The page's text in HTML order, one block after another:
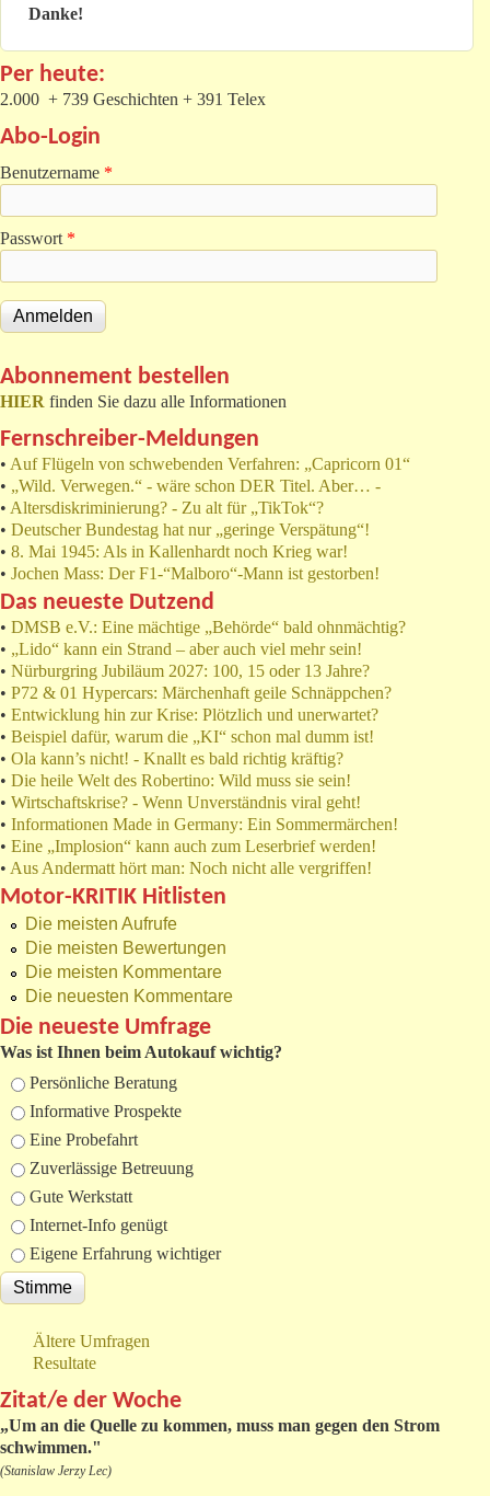
Danke!
Per heute:
2.000 + 739 Geschichten + 391 Telex
Abo-Login
Benutzername *
Passwort *
Abonnement bestellen
HIER finden Sie dazu alle Informationen
Fernschreiber-Meldungen
• Auf Flügeln von schwebenden Verfahren: „Capricorn 01“
• „Wild. Verwegen.“ - wäre schon DER Titel. Aber… -
• Altersdiskriminierung? - Zu alt für „TikTok“?
• Deutscher Bundestag hat nur „geringe Verspätung“!
• 8. Mai 1945: Als in Kallenhardt noch Krieg war!
• Jochen Mass: Der F1-“Malboro“-Mann ist gestorben!
Das neueste Dutzend
• DMSB e.V.: Eine mächtige „Behörde“ bald ohnmächtig?
• „Lido“ kann ein Strand – aber auch viel mehr sein!
• Nürburgring Jubiläum 2027: 100, 15 oder 13 Jahre?
• P72 & 01 Hypercars: Märchenhaft geile Schnäppchen?
• Entwicklung hin zur Krise: Plötzlich und unerwartet?
• Beispiel dafür, warum die „KI“ schon mal dumm ist!
• Ola kann’s nicht! - Knallt es bald richtig kräftig?
• Die heile Welt des Robertino: Wild muss sie sein!
• Wirtschaftskrise? - Wenn Unverständnis viral geht!
• Informationen Made in Germany: Ein Sommermärchen!
• Eine „Implosion“ kann auch zum Leserbrief werden!
• Aus Andermatt hört man: Noch nicht alle vergriffen!
Motor-KRITIK Hitlisten
Die meisten Aufrufe
Die meisten Bewertungen
Die meisten Kommentare
Die neuesten Kommentare
Die neueste Umfrage
Was ist Ihnen beim Autokauf wichtig?
Auswahlmöglichkeiten
Persönliche Beratung
Informative Prospekte
Eine Probefahrt
Zuverlässige Betreuung
Gute Werkstatt
Internet-Info genügt
Eigene Erfahrung wichtiger
Ältere Umfragen
Resultate
Zitat/e der Woche
„Um an die Quelle zu kommen, muss man gegen den Strom
schwimmen."
(Stanislaw Jerzy Lec)